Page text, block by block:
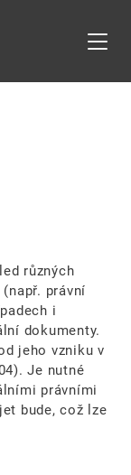
různých
právní
i
dokumenty.
jeho vzniku v
Je nutné
právními
bude, což lze